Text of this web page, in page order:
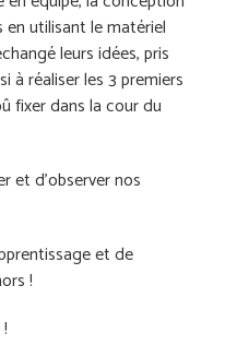
utilisant le matériel
leurs idées, pris
à réaliser les 3 premiers
fixer dans la cour du
et d’observer nos
et de
!